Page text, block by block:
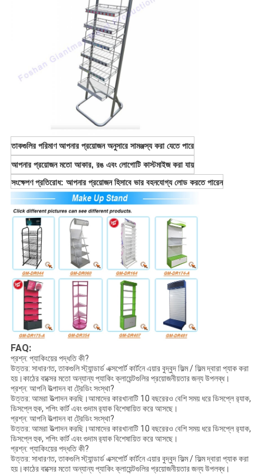
তাকগুলির পরিমাণ আপনার প্রয়োজন অনুসারে সামঞ্জস্য করা যেতে পারে
আপনার প্রয়োজন মতো আকার, রঙ এবং লোগোটি কাস্টমাইজ করা যায়
সংক্ষেপণ প্রতিরোধ: আপনার প্রয়োজন হিসাবে ভার বহনযোগ্য লোড করতে পারেন
FAQ:
প্রশ্ন: প্যাকিংয়ের পদ্ধতি কী?
উত্তর: সাধারণত, তাকগুলি স্ট্যান্ডার্ড এক্সপোর্ট কার্টনে এয়ার বুদ্বুদ ফিল্ম / ফিল্ম দ্বারা প্যাক করা
হয়।কাঠের বাক্সের মতো অন্যান্য প্যাকিং ক্লায়েন্টগুলির প্রয়োজনীয়তার জন্য উপলব্ধ।
প্রশ্ন: আপনি উত্পাদন বা ট্রেডিং সংস্থা?
উত্তর: আমরা উত্পাদন করছি।আমাদের কারখানাটি 10 ​​বছরেরও বেশি সময় ধরে ডিসপ্লে র‌্যাক,
ডিসপ্লে হুক, শপিং কার্ট এবং গুদাম র‌্যাক বিশেষায়িত করে আসছে।
প্রশ্ন: আপনি উত্পাদন বা ট্রেডিং সংস্থা?
উত্তর: আমরা উত্পাদন করছি।আমাদের কারখানাটি 10 ​​বছরেরও বেশি সময় ধরে ডিসপ্লে র‌্যাক,
ডিসপ্লে হুক, শপিং কার্ট এবং গুদাম র‌্যাক বিশেষায়িত করে আসছে।
প্রশ্ন: প্যাকিংয়ের পদ্ধতি কী?
উত্তর: সাধারণত, তাকগুলি স্ট্যান্ডার্ড এক্সপোর্ট কার্টনে এয়ার বুদ্বুদ ফিল্ম / ফিল্ম দ্বারা প্যাক করা
হয়।কাঠের বাক্সের মতো অন্যান্য প্যাকিং ক্লায়েন্টগুলির প্রয়োজনীয়তার জন্য উপলব্ধ।